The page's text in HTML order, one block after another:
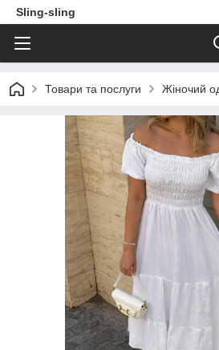
Sling-sling
Товари та послуги Жіночий